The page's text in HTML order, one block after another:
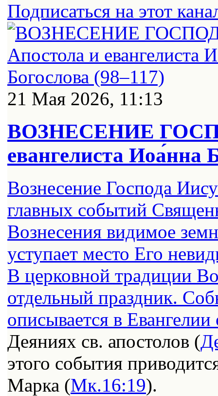
Подписаться на этот
21 Мая 2026, 11:13
ВОЗНЕСЕНИЕ
евангелиста Иоа́нна
Вознесение Господа
главных событий
Вознесения видимое
уступает место Его
В церковной традиции
отдельный праздник.
описывается в
Деяниях св. апостолов (
этого события
Марка (Мк.16:19).